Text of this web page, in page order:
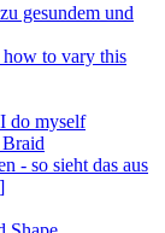
gesundem und
to vary this
do myself
- so sieht das aus